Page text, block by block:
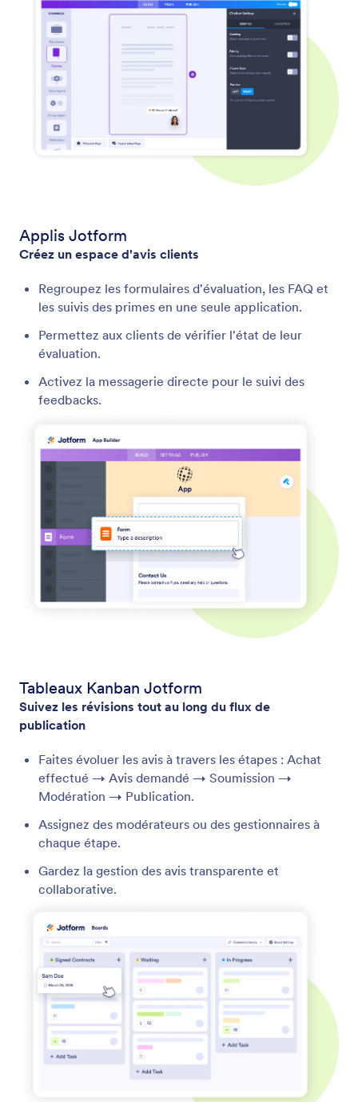
Applis Jotform
Créez un espace d'avis clients
Regroupez les formulaires d'évaluation, les FAQ et
les suivis des primes en une seule application.
Permettez aux clients de vérifier l'état de leur
évaluation.
Activez la messagerie directe pour le suivi des
feedbacks.
Tableaux Kanban Jotform
Suivez les révisions tout au long du flux de
publication
Faites évoluer les avis à travers les étapes : Achat
effectué → Avis demandé → Soumission →
Modération → Publication.
Assignez des modérateurs ou des gestionnaires à
chaque étape.
Gardez la gestion des avis transparente et
collaborative.